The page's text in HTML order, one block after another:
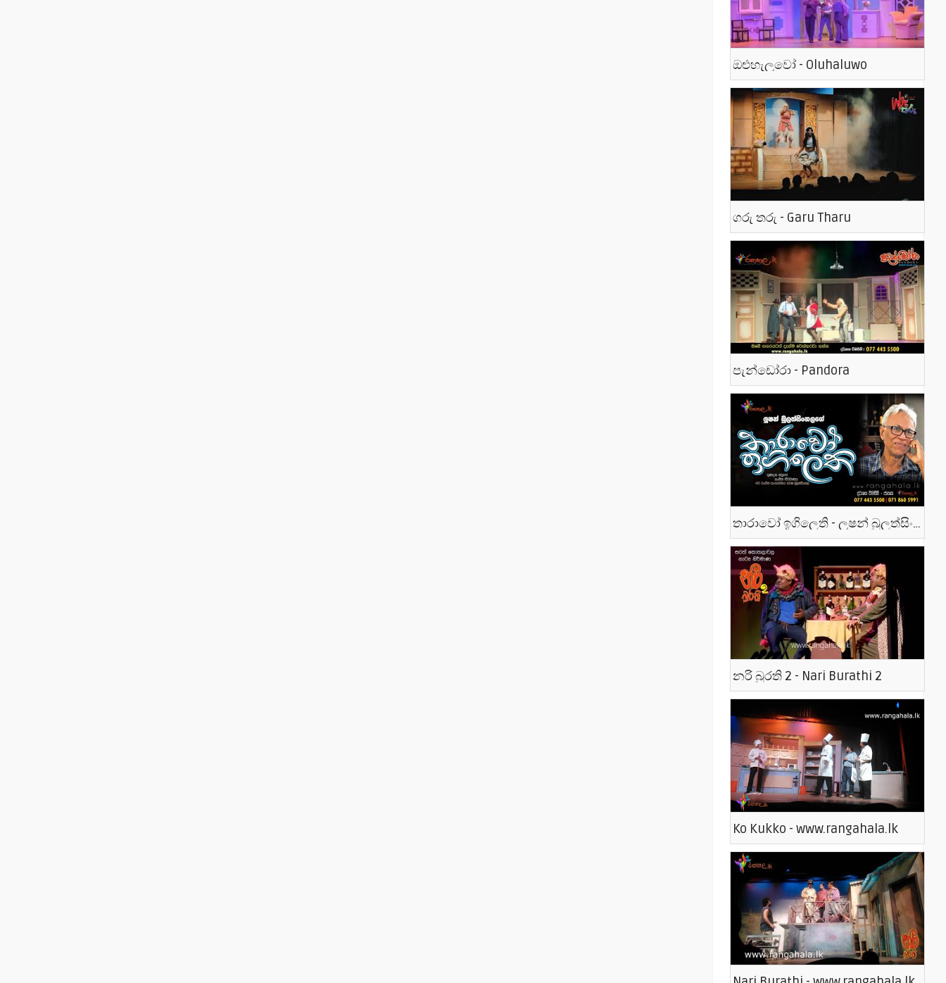
ඔළුහැලුවෝ - Oluhaluwo
ගරු තරු - Garu Tharu
පැන්ඩෝරා - Pandora
තාරාවෝ ඉගිලෙති - ලූෂන් බුලත්සිංහල - Tharawo Igilethi
නරි බුරති 2 - Nari Burathi 2
Ko Kukko - www.rangahala.lk